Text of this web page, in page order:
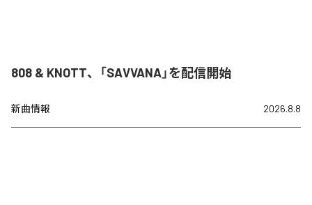
808 & KNOTT、「SAVVANA」を配信開始
新曲情報 2026.8.8